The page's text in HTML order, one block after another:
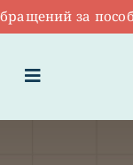
за
Toggle
Navigation